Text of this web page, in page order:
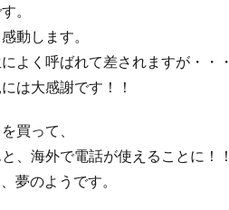
。
動します。
よく呼ばれて差されますが・・・
は大感謝です！！
買って、
、海外で電話が使えることに！！
夢のようです。